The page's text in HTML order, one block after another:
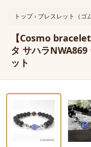
トップ› ブレスレット（ゴ
【Cosmo
タ サハラ
ット
‹